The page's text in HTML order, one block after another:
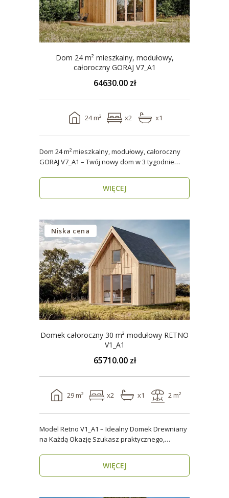
Dom 24 m² mieszkalny, modułowy,
całoroczny GORAJ V7_A1
64630.00 zł
24 m² x2 x1
Dom 24 m² mieszkalny, modułowy, całoroczny
GORAJ V7_A1 – Twój nowy dom w 3 tygodnie
WIĘCEJ
Niska cena
Domek całoroczny 30 m² modułowy RETNO
V1_A1
65710.00 zł
29 m² x2 x1 2 m²
Model Retno V1_A1 – Idealny Domek Drewniany
na Każdą Okazję Szukasz praktycznego,
WIĘCEJ